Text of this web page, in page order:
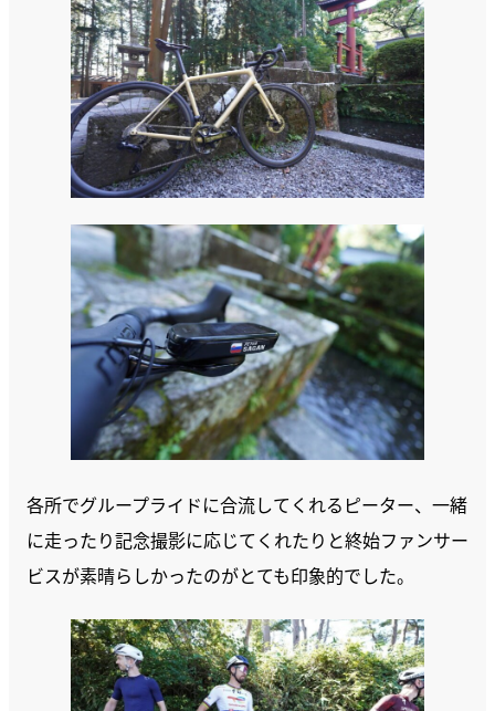
各所でグループライドに合流してくれるピーター、一緒
に走ったり記念撮影に応じてくれたりと終始ファンサー
ビスが素晴らしかったのがとても印象的でした。